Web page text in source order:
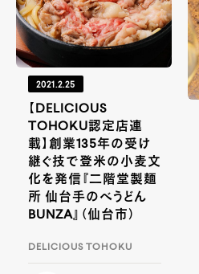
2021.2.25
【DELICIOUS
TOHOKU認定店連
載】創業135年の受け
継ぐ技で登米の小麦文
化を発信『二階堂製麺
所 仙台手のべうどん
BUNZA』（仙台市）
DELICIOUS TOHOKU